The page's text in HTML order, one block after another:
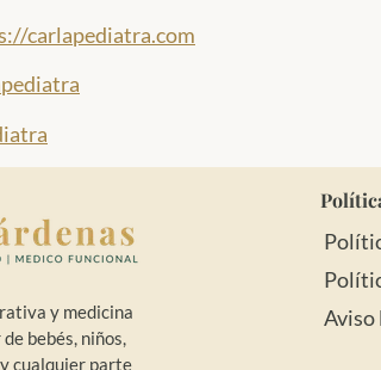
carlapediatra.com
y medicina
bebés, niños,
cualquier parte
Aviso